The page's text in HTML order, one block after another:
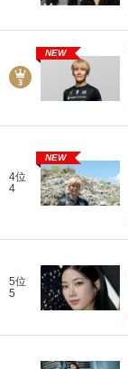
NEW
4位
4
NEW
5位
5